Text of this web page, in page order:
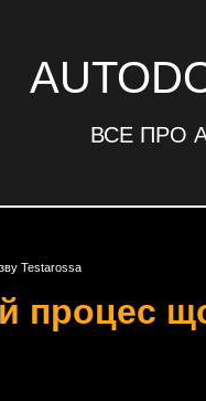
ВСЕ ПРО
Testarossa
процес